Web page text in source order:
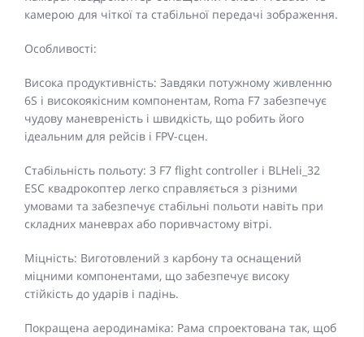
камерою для чіткої та стабільної передачі зображення.
Особливості:
Висока продуктивність: Завдяки потужному живленню
6S і високоякісним компонентам, Roma F7 забезпечує
чудову маневреність і швидкість, що робить його
ідеальним для рейсів і FPV-сцен.
Стабільність польоту: З F7 flight controller і BLHeli_32
ESC квадрокоптер легко справляється з різними
умовами та забезпечує стабільні польоти навіть при
складних маневрах або поривчастому вітрі.
Міцність: Виготовлений з карбону та оснащений
міцними компонентами, що забезпечує високу
стійкість до ударів і падінь.
Покращена аеродинаміка: Рама спроектована так, щоб